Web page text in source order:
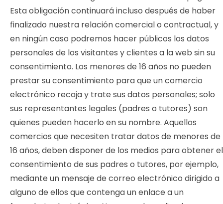
Esta obligación continuará incluso después de haber
finalizado nuestra relación comercial o contractual, y
en ningún caso podremos hacer públicos los datos
personales de los visitantes y clientes a la web sin su
consentimiento. Los menores de 16 años no pueden
prestar su consentimiento para que un comercio
electrónico recoja y trate sus datos personales; solo
sus representantes legales (padres o tutores) son
quienes pueden hacerlo en su nombre. Aquellos
comercios que necesiten tratar datos de menores de
16 años, deben disponer de los medios para obtener el
consentimiento de sus padres o tutores, por ejemplo,
mediante un mensaje de correo electrónico dirigido a
alguno de ellos que contenga un enlace a un